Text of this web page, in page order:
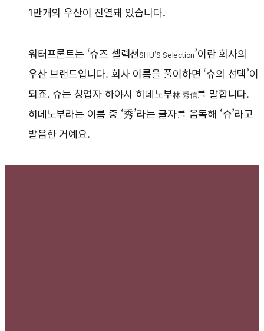
1만개의 우산이 진열돼 있습니다.
워터프론트는 ‘슈즈 셀렉션SHU’S Selection’이란 회사의
우산 브랜드입니다. 회사 이름을 풀이하면 ‘슈의 선택’이
되죠. 슈는 창업자 하야시 히데노부林 秀信를 말합니다.
히데노부라는 이름 중 ‘秀’라는 글자를 음독해 ‘슈’라고
발음한 거예요.